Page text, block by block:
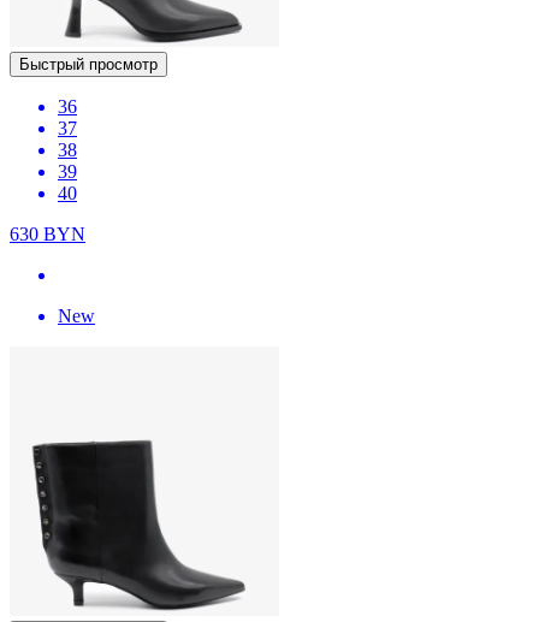
Быстрый просмотр
36
37
38
39
40
630 BYN
New